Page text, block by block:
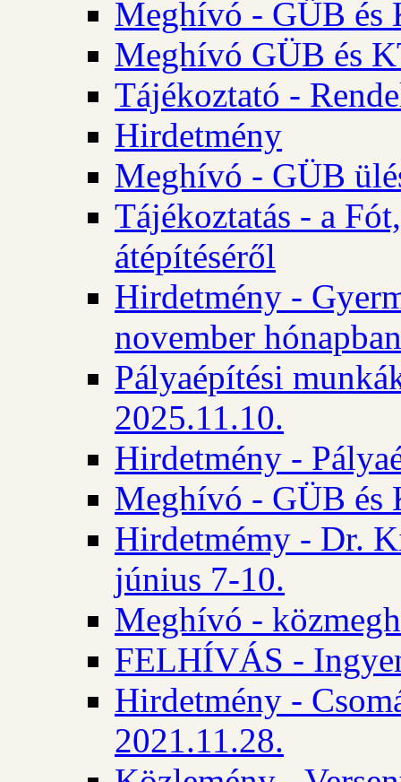
Meghívó - GÜB és
Meghívó GÜB és
Tájékoztató -
Hirdetmény
Meghívó - GÜB
Tájékoztatás - a
átépítéséről
Hirdetmény -
november hónapban
Pályaépítési
2025.11.10.
Hirdetmény -
Meghívó - GÜB és
Hirdetmémy - Dr.
június 7-10.
Meghívó -
FELHÍVÁS -
Hirdetmény -
2021.11.28.